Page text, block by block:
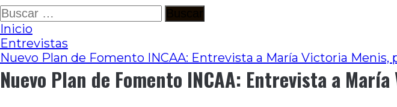
Ir
al
contenido
Buscar:
Inicio
Entrevistas
Nuevo Plan de Fomento INCAA: Entrevista a María Victoria Menis,
Nuevo Plan de Fomento INCAA: Entrevista a